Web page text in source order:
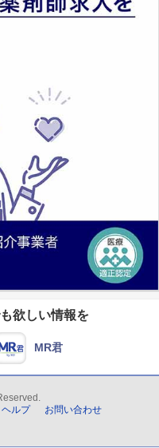
欲しい情報を
MR君
ヘルプ
お問い合わせ